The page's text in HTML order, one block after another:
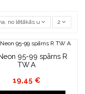
no lētākās uz dārgāko
2
95-99 spārns R
TW A
19,45 €